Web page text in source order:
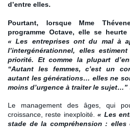
d’entre elles.
Pourtant, lorsque Mme
programme Octave, elle se heurte
« Les entreprises ont du mal à
l’intergénérationnel, elles
priorité. Et comme la plupart
“Autant les femmes, c’est un
autant les générations… elles ne
moins d’urgence à traiter le sujet…”
Le management des âges, qui
croissance, reste inexploité.« Les
stade de la compréhension : elles